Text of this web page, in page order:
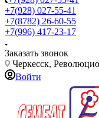
+7(928) 027-55-41
+7(8782) 26-60-55
+7(996) 417-23-17
Заказать звонок
Черкесск,
Войти